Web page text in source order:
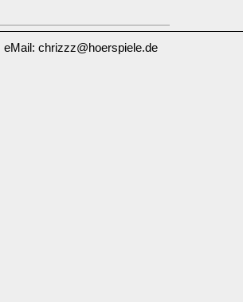
| eMail: chrizzz@hoerspiele.de